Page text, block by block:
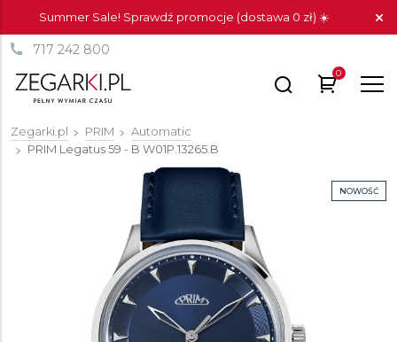
Summer Sale! Sprawdź promocje (dostawa 0 zł) ☀️
717 242 800
0
Zegarki.pl PRIM
Automatic
PRIM Legatus 59 - B W01P.13265.B
NOWOŚĆ